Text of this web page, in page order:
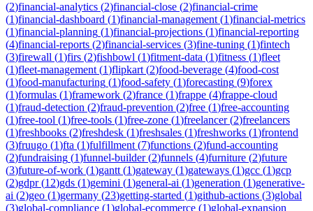
(2)financial-analytics (2)financial-close (2)financial-crime
(1)financial-dashboard (1)financial-management (1)financial-metrics
(1)financial-planning (1)financial-projections (1)financial-reporting
(4)financial-reports (2)financial-services (3)fine-tuning (1)fintech
(3)firewall (1)firs (2)fishbowl (1)fitment-data (1)fitness (1)fleet
(1)fleet-management (1)flipkart (2)food-beverage (4)food-cost
(1)food-manufacturing (1)food-safety (1)forecasting (9)forex
(1)formulas (1)framework (2)france (1)frappe (4)frappe-cloud
(1)fraud-detection (2)fraud-prevention (2)free (1)free-accounting
(1)free-tool (1)free-tools (1)free-zone (1)freelancer(2)freelancers
(1)freshbooks (2)freshdesk (1)freshsales (1)freshworks (1)frontend
(3)fruugo (1)fta (1)fulfillment (7)functions (2)fund-accounting
(2)fundraising (1)funnel-builder(2)funnels (4)furniture (2)future
(3)future-of-work (1)gantt (1)gateway (1)gateways (1)gcc (1)gcp
(2)gdpr(12)gds (1)gemini (1)general-ai (1)generation (1)generative-
ai (2)geo (1)germany (23)getting-started (1)github-actions (3)global
(3)global-compliance (1)global-ecommerce (1)global-expansion